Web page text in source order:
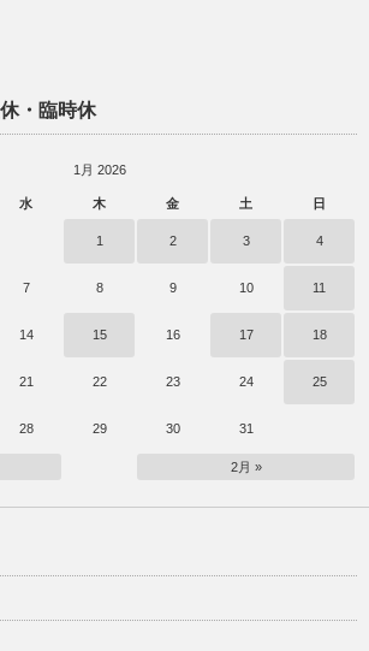
・臨時休
1月 2026
水 木 金 土 日
1 2 3 4
7 8 9 10 11
14 15 16 17 18
21 22 23 24 25
28 29 30 31
2月 »